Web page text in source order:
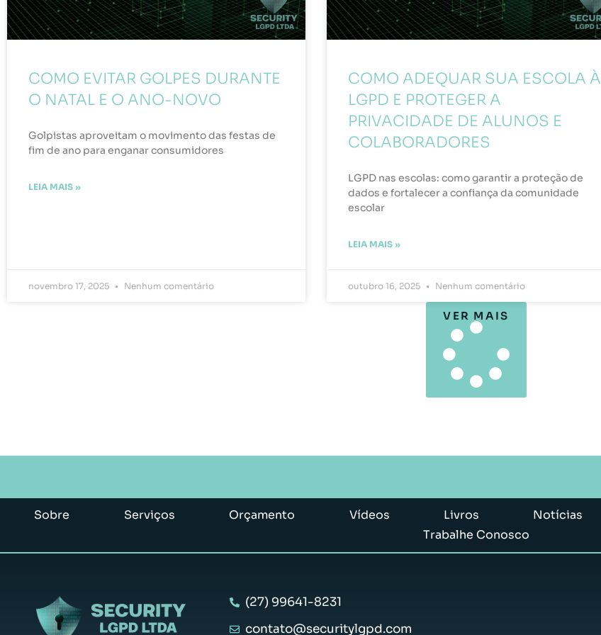
COMO EVITAR GOLPES DURANTE
O NATAL E O ANO-NOVO
Golpistas aproveitam o movimento das festas de
fim de ano para enganar consumidores
LEIA MAIS »
novembro 17, 2025 Nenhum comentário
COMO ADEQUAR SUA ESCOLA À
LGPD E PROTEGER A
PRIVACIDADE DE ALUNOS E
COLABORADORES
LGPD nas escolas: como garantir a proteção de
dados e fortalecer a confiança da comunidade
escolar
LEIA MAIS »
outubro 16, 2025 Nenhum comentário
VER MAIS
Sobre Serviços Orçamento Vídeos Livros Notícias
Trabalhe Conosco
(27) 99641-8231
contato@securitylgpd.com